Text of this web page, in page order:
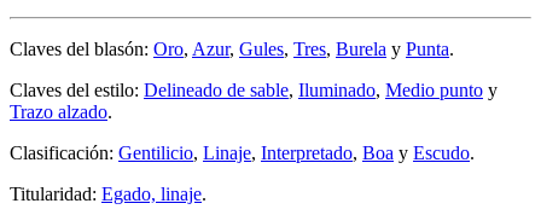
Claves del blasón: Oro, Azur, Gules, Tres, Burela y Punta.
Claves del estilo: Delineado de sable, Iluminado, Medio punto y
Trazo alzado.
Clasificación: Gentilicio, Linaje, Interpretado, Boa y Escudo.
Titularidad: Egado, linaje.